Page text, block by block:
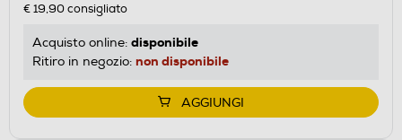
€ 19,90consigliato
Acquisto online: disponibile
Ritiro in negozio: non disponibile
AGGIUNGI